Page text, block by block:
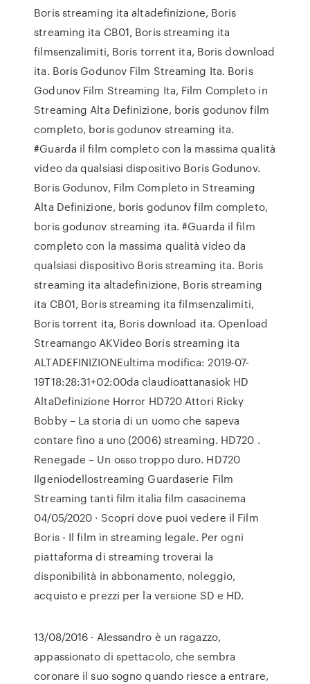
Boris streaming ita altadefinizione, Boris
streaming ita CB01, Boris streaming ita
filmsenzalimiti, Boris torrent ita, Boris download
ita. Boris Godunov Film Streaming Ita. Boris
Godunov Film Streaming Ita, Film Completo in
Streaming Alta Definizione, boris godunov film
completo, boris godunov streaming ita.
#Guarda il film completo con la massima qualità
video da qualsiasi dispositivo Boris Godunov.
Boris Godunov, Film Completo in Streaming
Alta Definizione, boris godunov film completo,
boris godunov streaming ita. #Guarda il film
completo con la massima qualità video da
qualsiasi dispositivo Boris streaming ita. Boris
streaming ita altadefinizione, Boris streaming
ita CB01, Boris streaming ita filmsenzalimiti,
Boris torrent ita, Boris download ita. Openload
Streamango AKVideo Boris streaming ita
ALTADEFINIZIONEultima modifica: 2019-07-
19T18:28:31+02:00da claudioattanasiok HD
AltaDefinizione Horror HD720 Attori Ricky
Bobby – La storia di un uomo che sapeva
contare fino a uno (2006) streaming. HD720 .
Renegade – Un osso troppo duro. HD720
Ilgeniodellostreaming Guardaserie Film
Streaming tanti film italia film casacinema
04/05/2020 · Scopri dove puoi vedere il Film
Boris - Il film in streaming legale. Per ogni
piattaforma di streaming troverai la
disponibilità in abbonamento, noleggio,
acquisto e prezzi per la versione SD e HD.
13/08/2016 · Alessandro è un ragazzo,
appassionato di spettacolo, che sembra
coronare il suo sogno quando riesce a entrare,